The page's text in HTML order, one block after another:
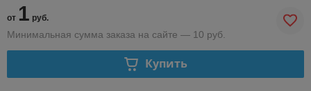
от 1 руб.
Минимальная сумма заказа на сайте — 10 руб.
Купить